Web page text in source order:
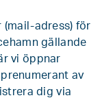
adress) för
gällande
vi öppnar
av
dig via